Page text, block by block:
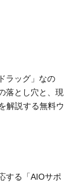
ラッグ」なの
落とし穴と、現
解説する無料ウ
する「AIOサポ